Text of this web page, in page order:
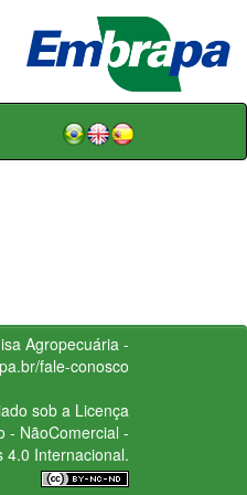
Agropecuária -
fale-conosco
sob a Licença
- NãoComercial -
4.0 Internacional.